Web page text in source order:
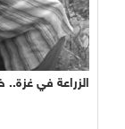
الزراعة في غزة..